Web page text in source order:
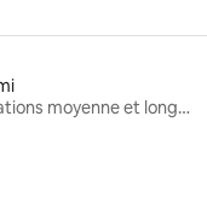
Locations moyenne et longue durée